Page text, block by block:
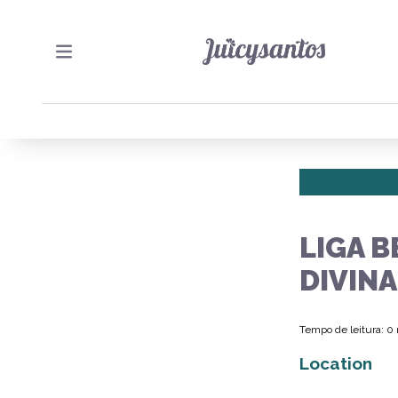
LIGA
Tempo de leitura: 0
Location